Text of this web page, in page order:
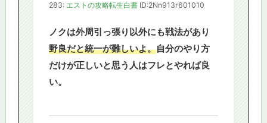
283: エストの攻略転生白書 ID:2Nn913r601010
ノクは外周引っ張り以外にも戦法があり
野良だと統一が難しいよ。自分のやり方
だけが正しいと思う人はフレとやれば良
い。